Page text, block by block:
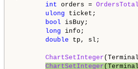
int orders = OrdersTotal
ulong ticket;
bool isBuy;
long info;
double tp, sl;
ChartSetInteger
ChartSetInteger